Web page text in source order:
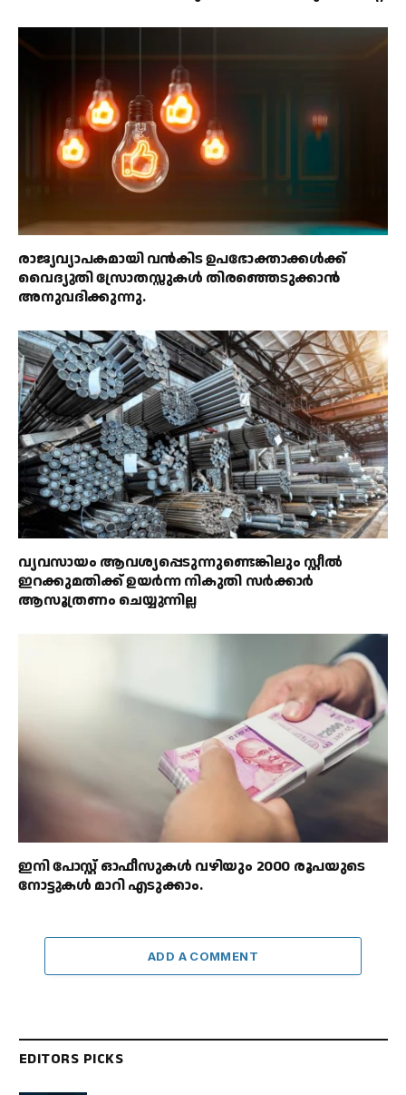
രാജ്യവ്യാപകമായി വൻകിട ഉപഭോക്താക്കൾക്ക്
വൈദ്യുതി സ്രോതസ്സുകൾ തിരഞ്ഞെടുക്കാൻ
അനുവദിക്കുന്നു.
വ്യവസായം ആവശ്യപ്പെടുന്നുണ്ടെങ്കിലും സ്റ്റീൽ
ഇറക്കുമതിക്ക് ഉയർന്ന നികുതി സർക്കാർ
ആസൂത്രണം ചെയ്യുന്നില്ല
ഇനി പോസ്റ്റ് ഓഫീസുകൾ വഴിയും 2000 രൂപയുടെ
നോട്ടുകൾ മാറി എടുക്കാം.
ADD A COMMENT
EDITORS PICKS